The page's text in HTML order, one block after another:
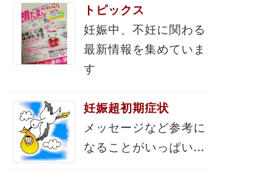
トピックス
妊娠中、不妊に関わる
最新情報を集めていま
す
妊娠超初期症状
メッセージなど参考に
なることがいっぱい...